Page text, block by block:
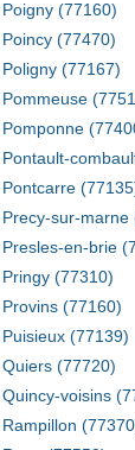
(77160)
(77470)
(77167)
sur-marne
en-brie
(77310)
(77160)
(77139)
(77720)
voisins